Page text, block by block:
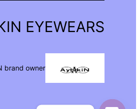
EYEWEARS
brand owner